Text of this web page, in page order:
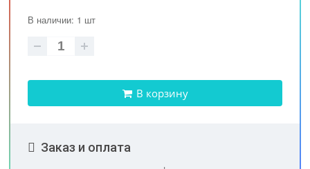
В наличии: 1 шт
В корзину
Заказ и оплата